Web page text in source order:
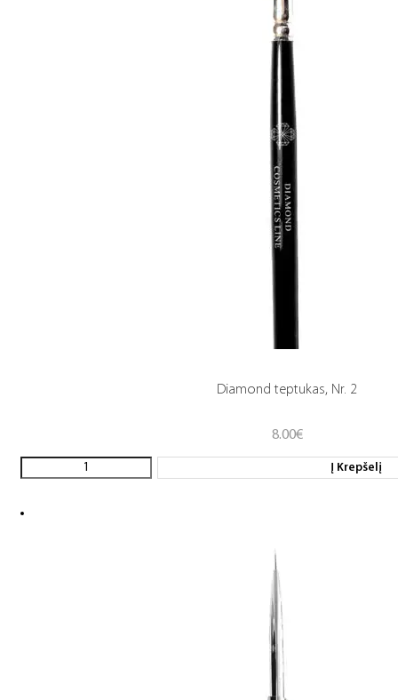
Diamond teptukas, Nr. 2
8.00€
Į Krepšelį